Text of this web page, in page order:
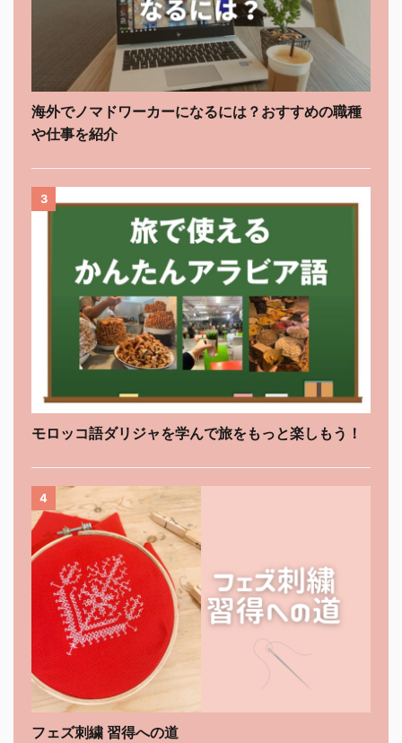
海外でノマドワーカーになるには？おすすめの職種
や仕事を紹介
3
モロッコ語ダリジャを学んで旅をもっと楽しもう！
4
フェズ刺繍 習得への道